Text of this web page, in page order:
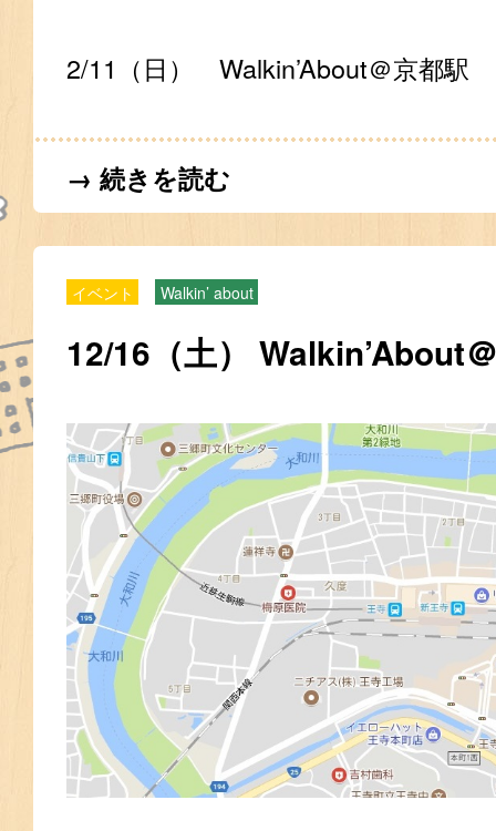
2/11（日） Walkin’About＠京都駅
→ 続きを読む
イベント Walkin’ about
12/16（土） Walkin’About